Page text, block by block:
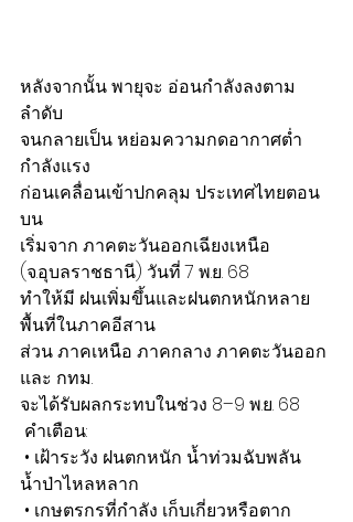
หลังจากนั้น พายุจะ อ่อนกำลังลงตาม
ลำดับ
จนกลายเป็น หย่อมความกดอากาศต่ำ
กำลังแรง
ก่อนเคลื่อนเข้าปกคลุม ประเทศไทยตอน
บน
เริ่มจาก ภาคตะวันออกเฉียงเหนือ
(จ.อุบลราชธานี) วันที่ 7 พ.ย. 68
ทำให้มี ฝนเพิ่มขึ้นและฝนตกหนักหลาย
พื้นที่ในภาคอีสาน
ส่วน ภาคเหนือ ภาคกลาง ภาคตะวันออก
และ กทม.
จะได้รับผลกระทบในช่วง 8–9 พ.ย. 68
คำเตือน:
น้ำป่าไหลหลาก